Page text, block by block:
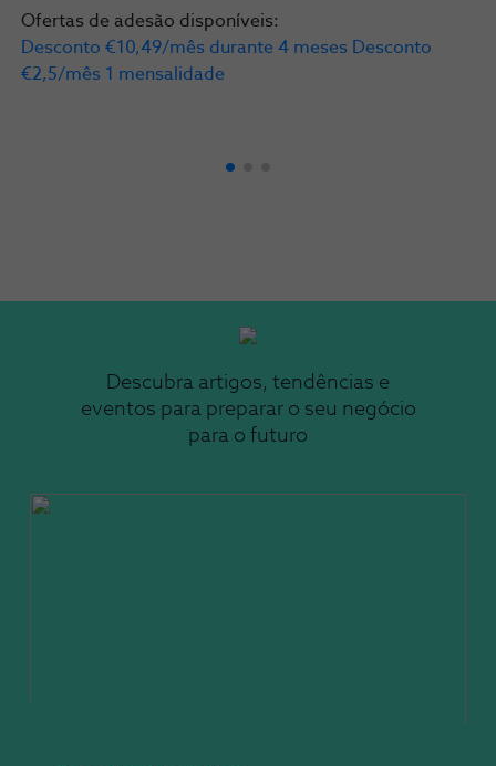
Ofertas de adesão disponíveis:
Desconto €10,49/mês durante 4 meses
Desconto
€2,5/mês 1 mensalidade
Descubra artigos, tendências e
eventos para preparar o seu negócio
para o futuro